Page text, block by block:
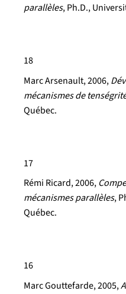
parallèles, Ph.D.,
18
Marc Arsenault, 2006,
mécanismes de
Québec.
17
Rémi Ricard, 2006,
mécanismes parallèles,
Québec.
16
Marc Gouttefarde, 2005,